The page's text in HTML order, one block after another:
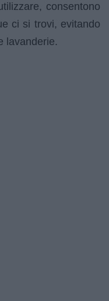
consentono
ci si trovi, evitando
lavanderie.